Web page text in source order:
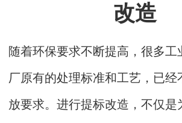
改造
随着环保要求不断提高，很多工
厂原有的处理标准和工艺，已经
放要求。进行提标改造，不仅是